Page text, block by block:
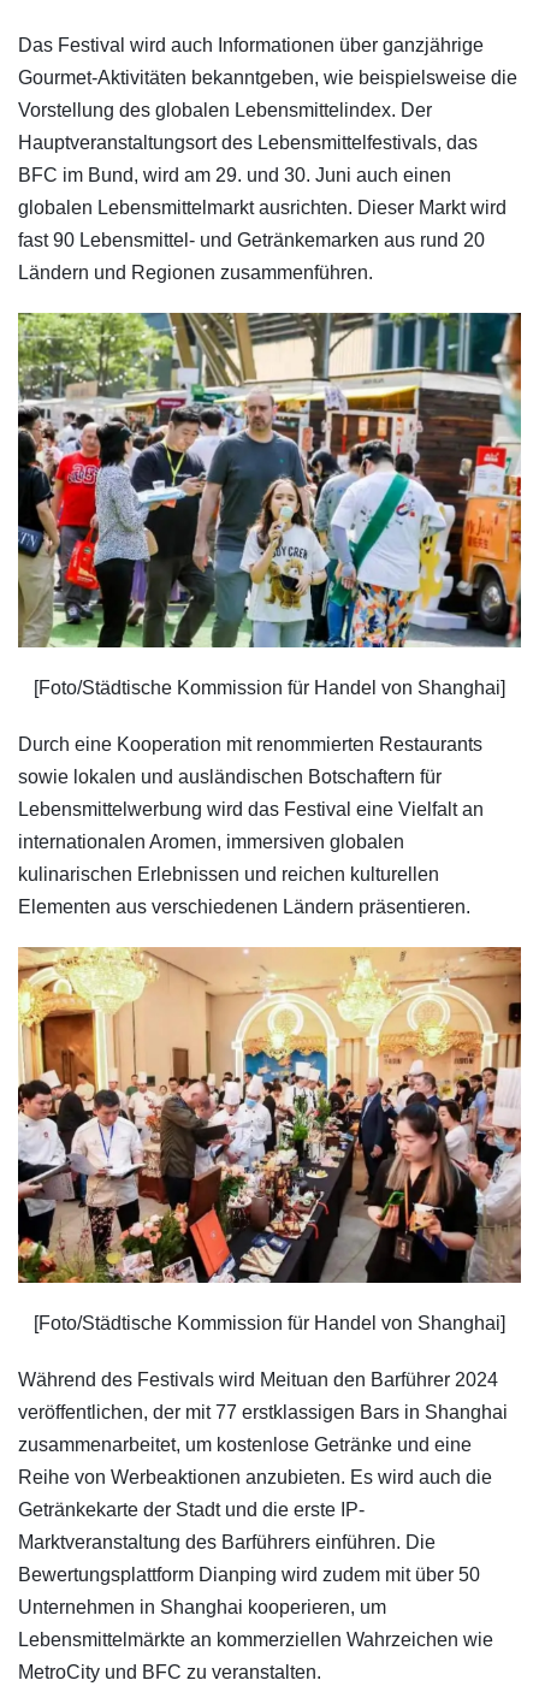
Das Festival wird auch Informationen über ganzjährige
Gourmet-Aktivitäten bekanntgeben, wie beispielsweise die
Vorstellung des globalen Lebensmittelindex. Der
Hauptveranstaltungsort des Lebensmittelfestivals, das
BFC im Bund, wird am 29. und 30. Juni auch einen
globalen Lebensmittelmarkt ausrichten. Dieser Markt wird
fast 90 Lebensmittel- und Getränkemarken aus rund 20
Ländern und Regionen zusammenführen.
[Foto/Städtische Kommission für Handel von Shanghai]
Durch eine Kooperation mit renommierten Restaurants
sowie lokalen und ausländischen Botschaftern für
Lebensmittelwerbung wird das Festival eine Vielfalt an
internationalen Aromen, immersiven globalen
kulinarischen Erlebnissen und reichen kulturellen
Elementen aus verschiedenen Ländern präsentieren.
[Foto/Städtische Kommission für Handel von Shanghai]
Während des Festivals wird Meituan den Barführer 2024
veröffentlichen, der mit 77 erstklassigen Bars in Shanghai
zusammenarbeitet, um kostenlose Getränke und eine
Reihe von Werbeaktionen anzubieten. Es wird auch die
Getränkekarte der Stadt und die erste IP-
Marktveranstaltung des Barführers einführen. Die
Bewertungsplattform Dianping wird zudem mit über 50
Unternehmen in Shanghai kooperieren, um
Lebensmittelmärkte an kommerziellen Wahrzeichen wie
MetroCity und BFC zu veranstalten.